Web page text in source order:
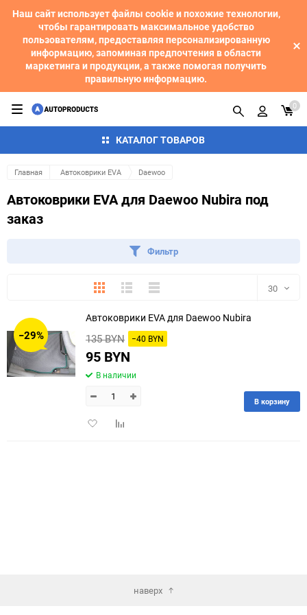
Наш сайт использует файлы cookie и похожие технологии,
чтобы гарантировать максимальное удобство
пользователям, предоставляя персонализированную
информацию, запоминая предпочтения в области
маркетинга и продукции, а также помогая получить
правильную информацию.
КАТАЛОГ ТОВАРОВ
0
Главная Автоковрики EVA Daewoo
Автоковрики EVA для Daewoo Nubira под
заказ
Фильтр
ПлиткаПодробноКомпактно 30
150
−29%
Автоковрики EVA для Daewoo Nubira
135 BYN −40 BYN
95 BYN
В наличии
ДобавитьДобавить
В корзину
наверх